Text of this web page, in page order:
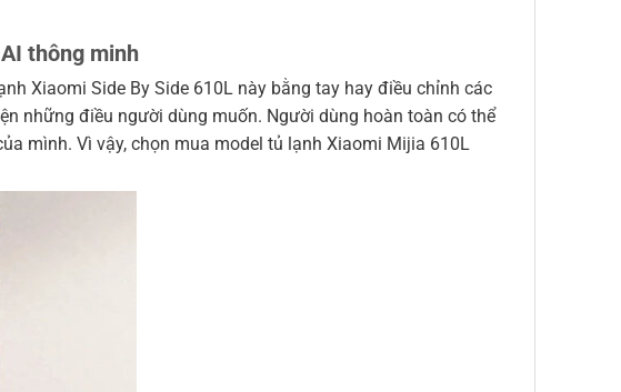
thông minh
Xiaomi Side By Side 610L này bằng tay hay điều chỉnh các
những điều người dùng muốn. Người dùng hoàn toàn có thể
mình. Vì vậy, chọn mua model tủ lạnh Xiaomi Mijia 610L